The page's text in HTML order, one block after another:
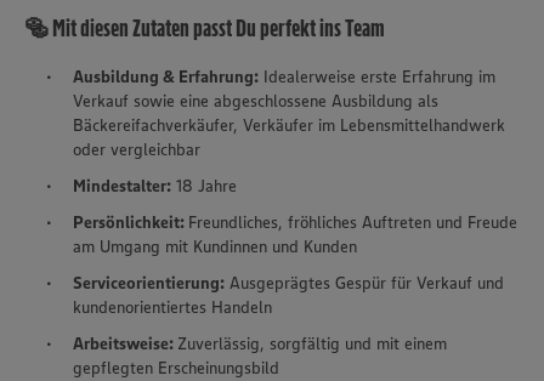
🥯 Mit diesen Zutaten passt Du perfekt ins Team
Ausbildung & Erfahrung: Idealerweise erste Erfahrung im
Verkauf sowie eine abgeschlossene Ausbildung als
Bäckereifachverkäufer, Verkäufer im Lebensmittelhandwerk
oder vergleichbar
Mindestalter: 18 Jahre
Persönlichkeit: Freundliches, fröhliches Auftreten und Freude
am Umgang mit Kundinnen und Kunden
Serviceorientierung: Ausgeprägtes Gespür für Verkauf und
kundenorientiertes Handeln
Arbeitsweise: Zuverlässig, sorgfältig und mit einem
gepflegten Erscheinungsbild